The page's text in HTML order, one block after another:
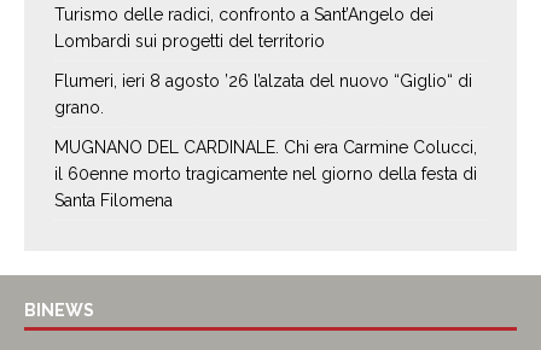
Turismo delle radici, confronto a Sant’Angelo dei
Lombardi sui progetti del territorio
Flumeri, ieri 8 agosto ’26 l’alzata del nuovo “Giglio“ di
grano.
MUGNANO DEL CARDINALE. Chi era Carmine Colucci,
il 60enne morto tragicamente nel giorno della festa di
Santa Filomena
BINEWS